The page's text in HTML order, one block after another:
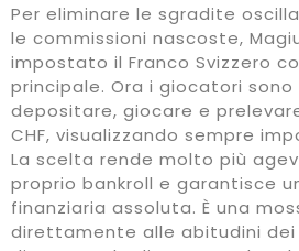
Per eliminare le sgradite
le commissioni nascoste,
impostato il Franco Svizzero
principale. Ora i giocatori sono
depositare, giocare e
CHF, visualizzando sempre
La scelta rende molto più
proprio bankroll e garantisce
finanziaria assoluta. È una
direttamente alle abitudini dei